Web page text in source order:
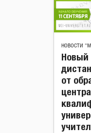
НОВОСТИ
Новый
от